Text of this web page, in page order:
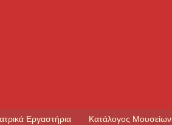
Εργαστήρια Κατάλογος Μουσείων